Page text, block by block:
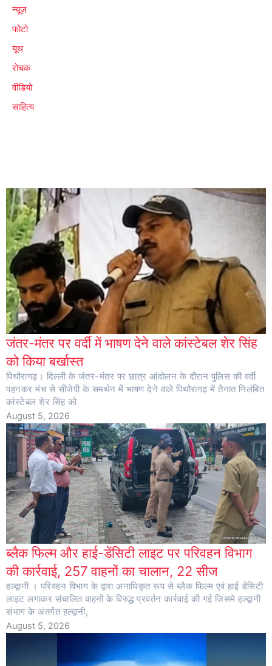
न्यूज़
फोटो
यूथ
रोचक
वीडियो
साहित्य
जंतर-मंतर पर वर्दी में भाषण देने वाले कांस्टेबल शेर सिंह
को किया बर्खास्त
पिथौरागढ़। दिल्ली के जंतर-मंतर पर छात्र आंदोलन के दौरान पुलिस की वर्दी
पहनकर मंच से सीजेपी के समर्थन में भाषण देने वाले पिथौरागढ़ में तैनात निलंबित
कांस्टेबल शेर सिंह को
August 5, 2026
ब्लैक फिल्म और हाई-डेंसिटी लाइट पर परिवहन विभाग
की कार्रवाई, 257 वाहनों का चालान, 22 सीज
हल्द्वानी । परिवहन विभाग के द्वारा अनाधिकृत रूप से ब्लैक फिल्म एवं हाई डेंसिटी
लाइट लगाकर संचालित वाहनों के विरुद्ध प्रवर्तन कार्रवाई की गई जिसमे हल्द्वानी
संभाग के अंतर्गत हल्द्वानी,
August 5, 2026